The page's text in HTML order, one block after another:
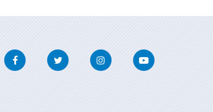
FacebookTwitter InstagramYoutube